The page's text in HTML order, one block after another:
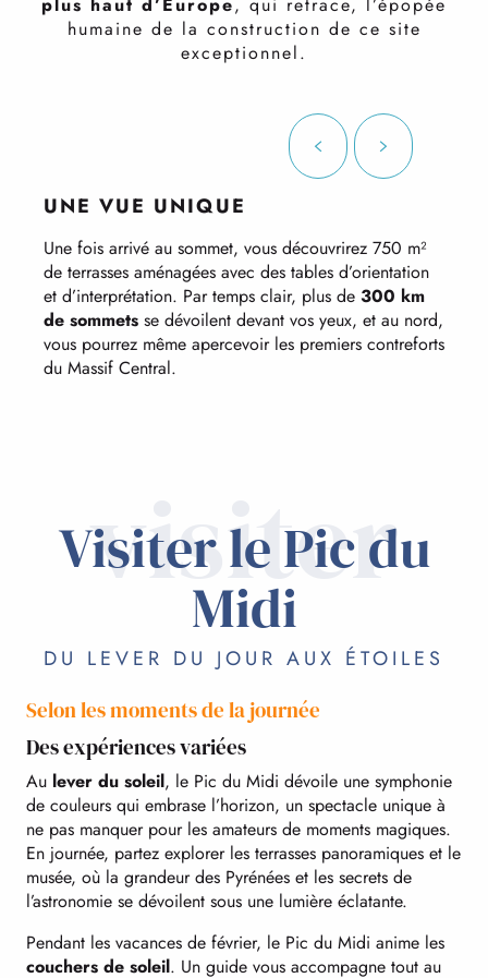
humaine de la construction de ce site
exceptionnel.
UNE VUE UNIQUE
Une fois arrivé au sommet, vous découvrirez 750 m²
de terrasses aménagées avec des tables d’orientation
et d’interprétation. Par temps clair, plus de 300 km
de sommets se dévoilent devant vos yeux, et au nord,
vous pourrez même apercevoir les premiers contreforts
du Massif Central.
visiter
Visiter le Pic du
Midi
DU LEVER DU JOUR AUX ÉTOILES
Selon les moments de la journée
Des expériences variées
Au lever du soleil, le Pic du Midi dévoile une symphonie
de couleurs qui embrase l’horizon, un spectacle unique à
ne pas manquer pour les amateurs de moments magiques.
En journée, partez explorer les terrasses panoramiques et le
musée, où la grandeur des Pyrénées et les secrets de
l’astronomie se dévoilent sous une lumière éclatante.
Pendant les vacances de février, le Pic du Midi anime les
couchers de soleil. Un guide vous accompagne tout au